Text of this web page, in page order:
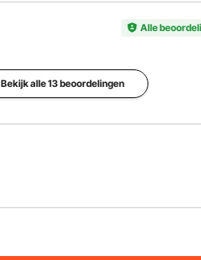
Alle
Bekijk alle 13 beoordelingen